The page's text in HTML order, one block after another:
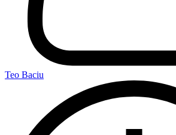
Teo Baciu